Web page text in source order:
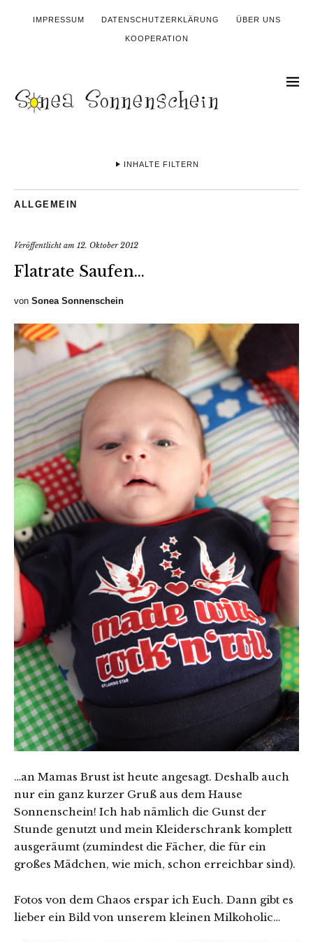
IMPRESSUM DATENSCHUTZERKLÄRUNG ÜBER UNS
KOOPERATION
INHALTE FILTERN
ALLGEMEIN
Veröffentlicht am 12. Oktober 2012
Flatrate Saufen…
von Sonea Sonnenschein
…an Mamas Brust ist heute angesagt. Deshalb auch
nur ein ganz kurzer Gruß aus dem Hause
Sonnenschein! Ich hab nämlich die Gunst der
Stunde genutzt und mein Kleiderschrank komplett
ausgeräumt (zumindest die Fächer, die für ein
großes Mädchen, wie mich, schon erreichbar sind).
Fotos von dem Chaos erspar ich Euch. Dann gibt es
lieber ein Bild von unserem kleinen Milkoholic…